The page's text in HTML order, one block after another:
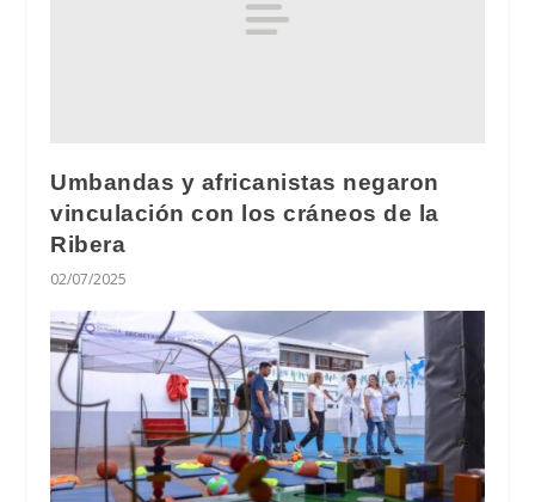
Umbandas y africanistas negaron
vinculación con los cráneos de la
Ribera
02/07/2025